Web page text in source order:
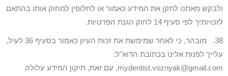
ולבקש מאתנו לתקן את המידע כאמור או לחלופין למחוק אותו בהתאם
לזכויותיך לפי סעיף 14 לחוק הגנת הפרטיות.
38. מובהר, כי לאחר שמימשת את זכות העיון כאמור בסעיף 36 לעיל,
עלייך לפנות אלינו בכתובת הדוא"ל:
mydentist.voznyak@gmail.com, עם זאת, תיקון המידע עלולה